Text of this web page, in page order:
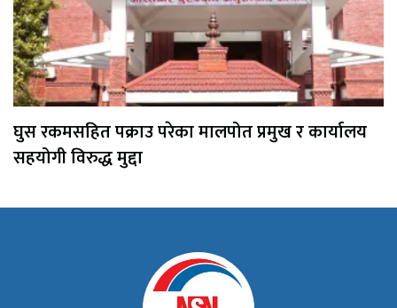
घुस रकमसहित पक्राउ परेका मालपोत प्रमुख र कार्यालय
सहयोगी विरुद्ध मुद्दा